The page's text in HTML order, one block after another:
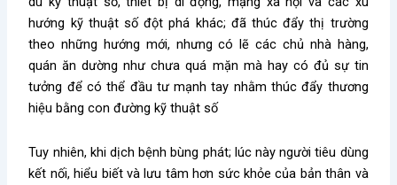
hướng kỹ thuật số đột phá khác; đã thúc đẩy thị trường
theo những hướng mới, nhưng có lẽ các chủ nhà hàng,
quán ăn dường như chưa quá mặn mà hay có đủ sự tin
tưởng để có thể đầu tư mạnh tay nhằm thúc đẩy thương
hiệu bằng con đường kỹ thuật số
Tuy nhiên, khi dịch bệnh bùng phát; lúc này người tiêu dùng
kết nối, hiểu biết và lưu tâm hơn sức khỏe của bản thân và